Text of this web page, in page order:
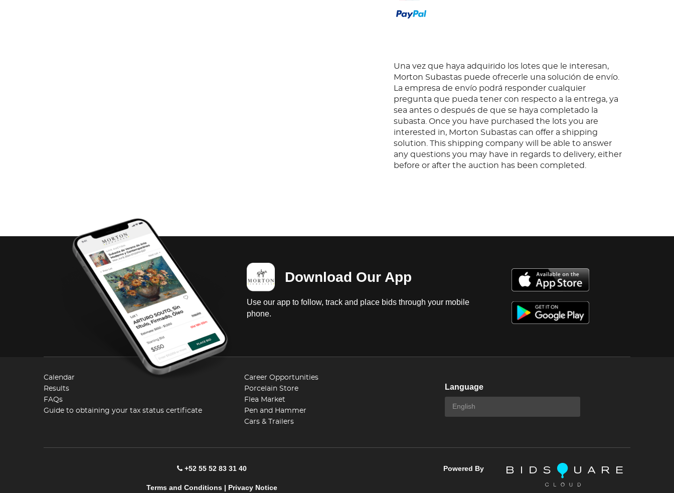
Una vez que haya adquirido los lotes que le interesan,
Morton Subastas puede ofrecerle una solución de envío.
La empresa de envío podrá responder cualquier
pregunta que pueda tener con respecto a la entrega, ya
sea antes o después de que se haya completado la
subasta. Once you have purchased the lots you are
interested in, Morton Subastas can offer a shipping
solution. This shipping company will be able to answer
any questions you may have in regards to delivery, either
before or after the auction has been completed.
Download Our App
Use our app to follow, track and place bids through your mobile
phone.
Calendar
Results
FAQs
Guide to obtaining your tax status certificate
Career Opportunities
Porcelain Store
Flea Market
Pen and Hammer
Cars & Trailers
Language
+52 55 52 83 31 40
Terms and Conditions| Privacy Notice
Powered By